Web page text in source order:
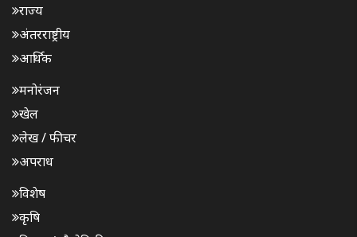
राज्य
अंतरराष्ट्रीय
आर्थिक
मनोरंजन
खेल
लेख / फीचर
अपराध
विशेष
कृषि